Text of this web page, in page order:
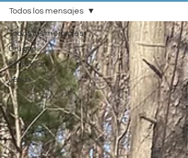
Todos los mensajes
Drugos
Sin Hogar
Jesus
Todos los mensajes